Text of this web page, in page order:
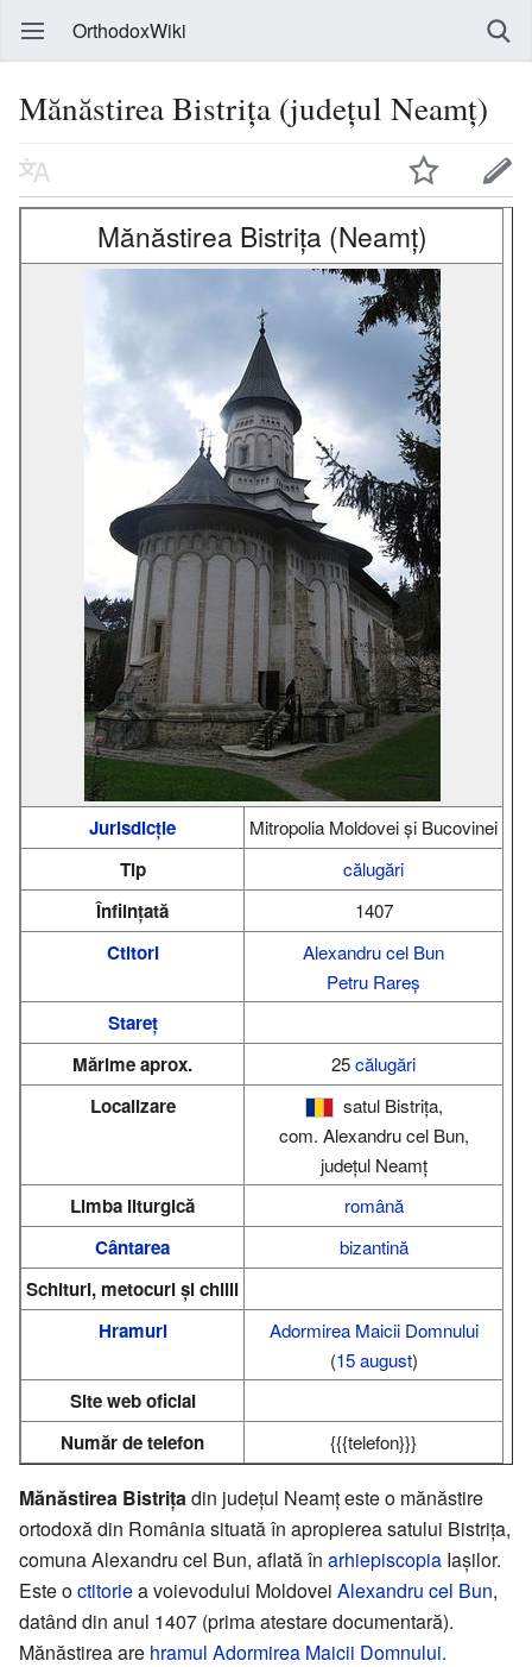
OrthodoxWiki
Mănăstirea Bistrița (județul Neamț)
Mănăstirea Bistrița (Neamț)
Jurisdicție Mitropolia Moldovei şi Bucovinei
Tip călugări
Înființată 1407
Ctitori
Alexandru cel Bun
Petru Rareș
Stareț
Mărime aprox.
25călugări
Localizare
satul Bistrița,
com. Alexandru cel Bun,
județul Neamț
Limba liturgică română
Cântarea bizantină
Schituri, metocuri și chilii
Hramuri
Adormirea Maicii Domnului
(15 august)
Site web oficial
Număr de telefon
{{{telefon}}}
Mănăstirea Bistrițadin județul Neamț este o mănăstire
ortodoxă din România situată în apropierea satului Bistrița,
comuna Alexandru cel Bun, aflată în arhiepiscopia Iașilor.
Este octitoriea voievodului Moldovei Alexandru cel Bun,
datând din anul 1407 (prima atestare documentară).
Mănăstirea are hramul Adormirea Maicii Domnului.